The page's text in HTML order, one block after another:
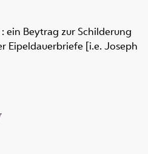
: ein Beytrag zur Schilderung
Eipeldauerbriefe [i.e. Joseph